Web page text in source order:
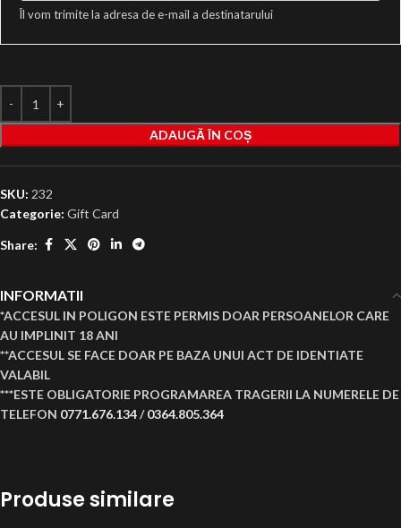
Îl vom trimite la adresa de e-mail a destinatarului
ADAUGĂ ÎN COȘ
SKU: 232
Categorie: Gift Card
Share:
INFORMATII
*ACCESUL IN POLIGON ESTE PERMIS DOAR PERSOANELOR CARE
AU IMPLINIT 18 ANI
**ACCESUL SE FACE DOAR PE BAZA UNUI ACT DE IDENTIATE
VALABIL
***ESTE OBLIGATORIE PROGRAMAREA TRAGERII LA NUMERELE DE
TELEFON 0771.676.134/0364.805.364
Produse similare